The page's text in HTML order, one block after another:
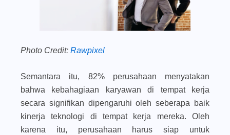
Photo Credit: Rawpixel
Semantara itu, 82% perusahaan menyatakan
bahwa kebahagiaan karyawan di tempat kerja
secara signifikan dipengaruhi oleh seberapa baik
kinerja teknologi di tempat kerja mereka. Oleh
karena itu, perusahaan harus siap untuk